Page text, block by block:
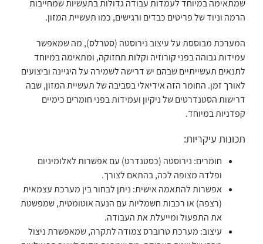
שמתאימה במיוחד לעמדות עבודה גדולות בתעשיות שמחייבות
הרמה וניוד של פריטים כבדים ורגישים, כמו תעשיית המזון.
המערכת מבוססת על עיצוב נירוסטה (סטרלס), מה שמאפשר
עמידות גבוהה בפני קורוזיה וקלות תחזוקה, ומתאימה במיוחד
לתנאים תעשייתיים שבהם יש דרישה לשמירה על היגיינה וביצועים
לאורך זמן. החומר הזה אידיאלי בסביבה של תעשיית המזון, שבה
דרישות הסטנדרטים של ניקיון ועמידות בפני חומרים כימיים
קפדניות במיוחד.
תכונות עיקריות:
חומרים: נירוסטה (כסטנדרט) עם אפשרות לאלומיניום
ופלדה מצופה לכה, בהתאם לצורך.
אפשרות להתאמה אישית: ניתן לבחור בין מערכת עצמאית
(רצפה) או רכבות חשמליות עם הנעה אוטומטית, שמפשטת
את התפעול ומייעלת את העבודה.
עיצוב: מערכת טרוברס צמודה לתקרה, שמאפשרת ניצול